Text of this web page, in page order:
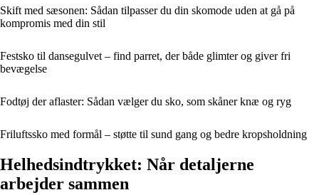
Skift med sæsonen: Sådan tilpasser du din skomode uden at gå på
kompromis med din stil
Festsko til dansegulvet – find parret, der både glimter og giver fri
bevægelse
Fodtøj der aflaster: Sådan vælger du sko, som skåner knæ og ryg
Friluftssko med formål – støtte til sund gang og bedre kropsholdning
Helhedsindtrykket: Når detaljerne
arbejder sammen